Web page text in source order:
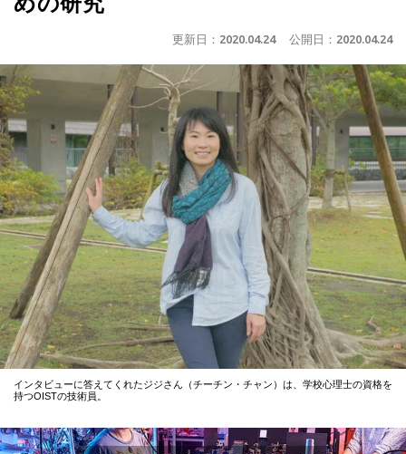
更新日： 2020.04.24 公開日： 2020.04.24
インタビューに答えてくれたジジさん（チーチン・チャン）は、学校心理士の資格を
持つOISTの技術員。